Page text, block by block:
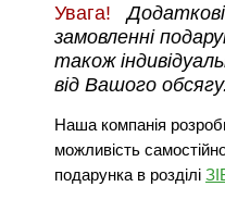
Увага!
замовленні
також
від Вашого обсягу.
Наша компанія
можливість
подарунка в розділі